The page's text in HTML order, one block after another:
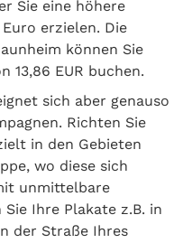
Sie eine höhere
erzielen. Die
können Sie
13,86 EUR buchen.
sich aber genauso
Richten Sie
in den Gebieten
wo diese sich
unmittelbare
Ihre Plakate z.B. in
der Straße Ihres